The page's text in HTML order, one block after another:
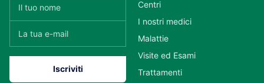
Centri
I nostri medici
Malattie
Visite ed Esami
Trattamenti